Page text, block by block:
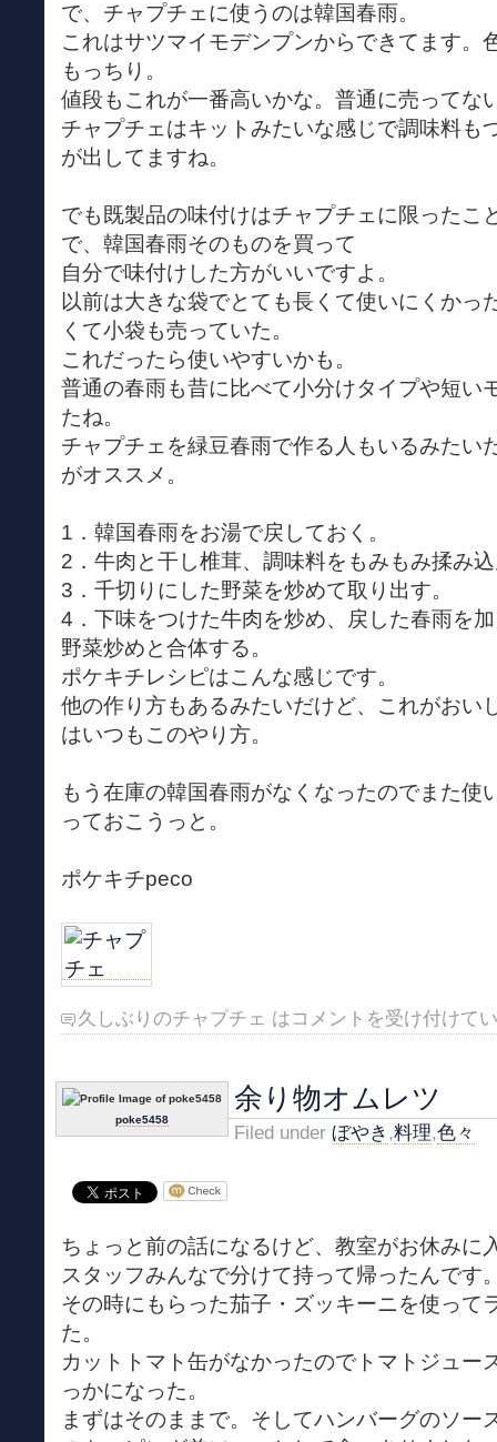
で、チャプチェに使うのは韓国春雨。
これはサツマイモデンプンからできてます。
もっちり。
値段もこれが一番高いかな。普通に売ってな
チャプチェはキットみたいな感じで調味料も
が出してますね。
でも既製品の味付けはチャプチェに限ったこ
で、韓国春雨そのものを買って
自分で味付けした方がいいですよ。
以前は大きな袋でとても長くて使いにくかっ
くて小袋も売っていた。
これだったら使いやすいかも。
普通の春雨も昔に比べて小分けタイプや短い
たね。
チャプチェを緑豆春雨で作る人もいるみたい
がオススメ。
1．韓国春雨をお湯で戻しておく。
2．牛肉と干し椎茸、調味料をもみもみ揉み
3．千切りにした野菜を炒めて取り出す。
4．下味をつけた牛肉を炒め、戻した春雨を
野菜炒めと合体する。
ポケキチレシピはこんな感じです。
他の作り方もあるみたいだけど、これがおい
はいつもこのやり方。
もう在庫の韓国春雨がなくなったのでまた使
っておこうっと。
ポケキチpeco
久しぶりのチャプチェ はコメントを受け付けて
poke5458
余り物オムレツ
Filed under ぼやき ,料理,色々
ちょっと前の話になるけど、教室がお休みに
スタッフみんなで分けて持って帰ったんです
その時にもらった茄子・ズッキーニを使って
た。
カットトマト缶がなかったのでトマトジュー
っかになった。
まずはそのままで。そしてハンバーグのソー